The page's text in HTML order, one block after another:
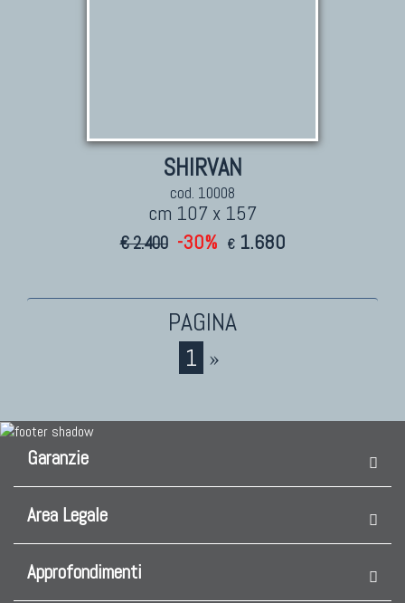
SHIRVAN
cod. 10008
cm 107 x 157
€ 2.400 -30% € 1.680
1 »
Garanzie
Area Legale
Approfondimenti